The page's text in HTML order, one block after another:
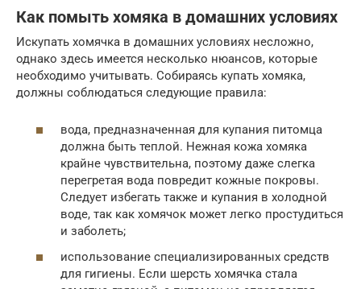
Как помыть хомяка в домашних условиях
Искупать хомячка в домашних условиях несложно,
однако здесь имеется несколько нюансов, которые
необходимо учитывать. Собираясь купать хомяка,
должны соблюдаться следующие правила:
вода, предназначенная для купания питомца
должна быть теплой. Нежная кожа хомяка
крайне чувствительна, поэтому даже слегка
перегретая вода повредит кожные покровы.
Следует избегать также и купания в холодной
воде, так как хомячок может легко простудиться
и заболеть;
использование специализированных средств
для гигиены. Если шерсть хомячка стала